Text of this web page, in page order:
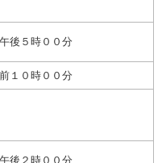
後５時００分
１０時００分
後２時００分